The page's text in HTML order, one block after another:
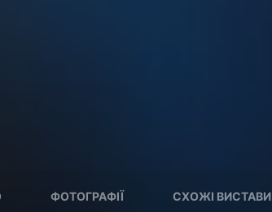
ФОТОГРАФІЇ СХОЖІ ВИСТАВИ